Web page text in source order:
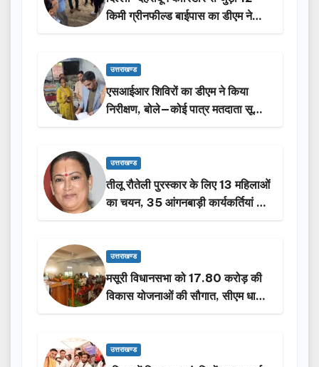
किमी ग्रीनफील्ड बाईपास का डीएम ने
किया निरीक्षण…
उत्तराखण्ड
एसआईआर शिविरों का डीएम ने किया
निरीक्षण, बोले—कोई पात्र मतदाता सूची
से न छूटे…
उत्तराखण्ड
तीलू रौतेली पुरस्कार के लिए 13 महिलाओं
का चयन, 35 आंगनबाड़ी कार्यकर्तियां भी
होंगी सम्मानित…
उत्तराखण्ड
मसूरी विधानसभा को 17.80 करोड़ की
विकास योजनाओं की सौगात, सीएम धामी
ने किया लोकार्पण-शिलान्यास.
उत्तराखण्ड